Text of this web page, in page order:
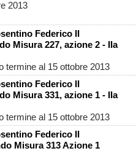
2013
Federico II
Misura 227, azione 2 - IIa
termine al 15 ottobre 2013
Federico II
Misura 331, azione 1 - IIa
termine al 15 ottobre 2013
Federico II
Misura 313 Azione 1